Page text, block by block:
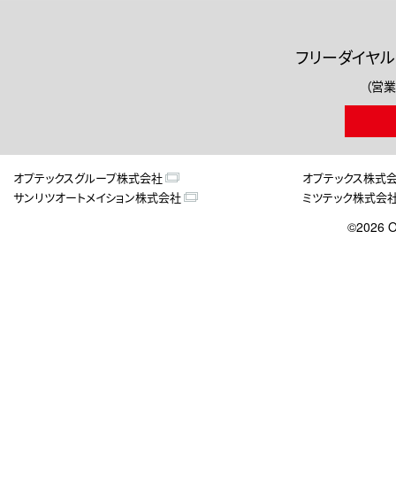
フリーダイヤル
（営
オプテックスグループ株式会社
オプテックス株式
サンリツオートメイション株式会社
ミツテック株式会
©2026